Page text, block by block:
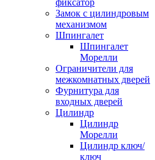
фиксатор
Замок с цилиндровым
механизмом
Шпингалет
Шпингалет
Морелли
Ограничители для
межкомнатных дверей
Фурнитура для
входных дверей
Цилиндр
Цилиндр
Морелли
Цилиндр ключ/
ключ